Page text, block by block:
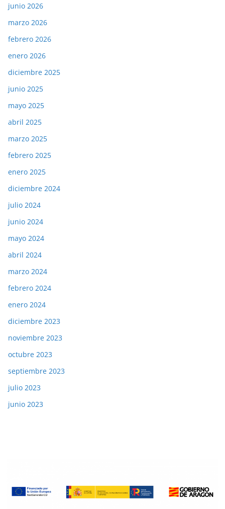
junio 2026
marzo 2026
febrero 2026
enero 2026
diciembre 2025
junio 2025
mayo 2025
abril 2025
marzo 2025
febrero 2025
enero 2025
diciembre 2024
julio 2024
junio 2024
mayo 2024
abril 2024
marzo 2024
febrero 2024
enero 2024
diciembre 2023
noviembre 2023
octubre 2023
septiembre 2023
julio 2023
junio 2023